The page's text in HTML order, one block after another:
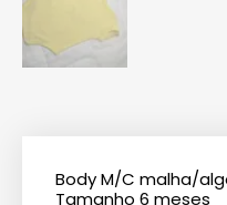
Body M/C malha/
Tamanho 6 meses